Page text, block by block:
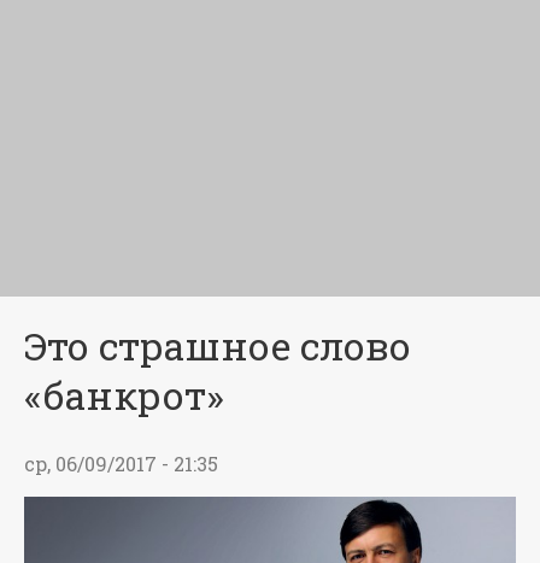
Это страшное слово
«банкрот»
ср, 06/09/2017 - 21:35